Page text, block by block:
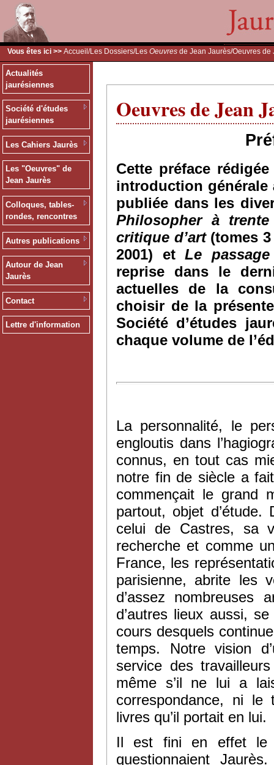
Vous êtes ici >> Accueil /Les Dossiers/Les Oeuvres de Jean Jaurès/Oeuvres de
Actualités
jaurésiennes
Société d'études
jaurésiennes
Les Cahiers Jaurès
Les "Oeuvres" de
Jean Jaurès
Colloques, tables-
rondes, rencontres
Autres publications
Autour de Jean
Jaurès
Contact
Lettre d'information
Oeuvres de Jean
Cette préface
introduction générale
publiée dans les
Philosopher à
critique d’art(tomes 3
2001) etLe
reprise dans le
actuelles de la
choisir de la
Société d’études
chaque volume de
La personnalité, le
engloutis dans
connus, en tout cas
notre fin de siècle a
commençait le grand
partout, objet d’étude.
celui de Castres, sa
recherche et comme
France, les
parisienne, abrite les
d’assez nombreuses
d’autres lieux aussi,
cours desquels
temps. Notre vision
service des
même s’il ne lui a
correspondance, ni le
livres qu’il portait en lui.
Il est fini en effet le
questionnaient